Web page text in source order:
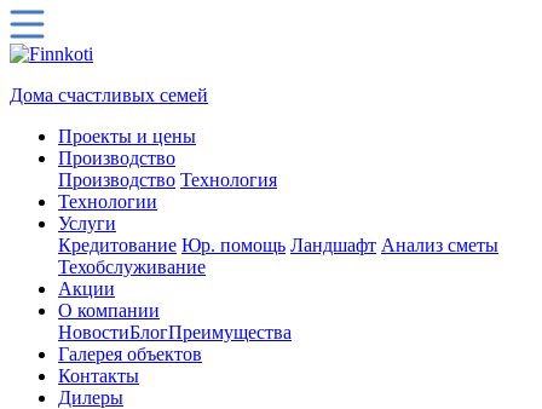
Дома счастливых семей
Проекты и цены
Производство
Производство Технология
Технологии
Услуги
Кредитование Юр. помощь Ландшафт Анализ сметы
Техобслуживание
Акции
О компании
НовостиБлогПреимущества
Галерея объектов
Контакты
Дилеры